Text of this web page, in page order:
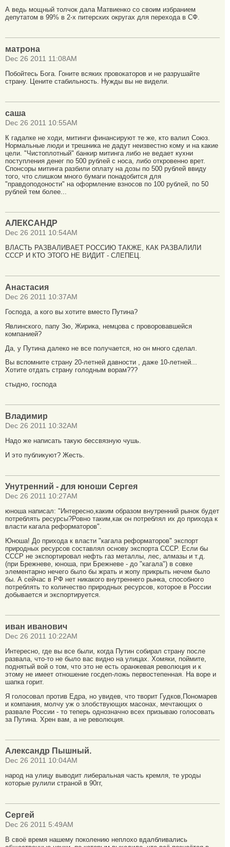
А ведь мощный толчок дала Матвиенко со своим избранием
депутатом в 99% в 2-х питерских округах для перехода в СФ.
матрона
Dec 26 2011 11:08AM
Побойтесь Бога. Гоните всяких провокаторов и не разрушайте
страну. Цените стабильность. Нужды вы не видели.
саша
Dec 26 2011 10:55AM
К гадалке не ходи, митинги финансируют те же, кто валил Союз.
Нормальные люди и трешника не дадут неизвестно кому и на какие
цели. "Чистоплотный" банкир митинга либо не ведает кухни
поступления денег по 500 рублей с носа, либо откровенно врет.
Спонсоры митинга разбили оплату на дозы по 500 рублей ввиду
того, что слишком много бумаги понадобится для
"правдоподоности" на оформление взносов по 100 рублей, по 50
рублей тем более...
АЛЕКСАНДР
Dec 26 2011 10:54AM
ВЛАСТЬ РАЗВАЛИВАЕТ РОССИЮ ТАКЖЕ, КАК РАЗВАЛИЛИ
СССР И КТО ЭТОГО НЕ ВИДИТ - СЛЕПЕЦ.
Анастасия
Dec 26 2011 10:37AM
Господа, а кого вы хотите вместо Путина?
Явлинского, папу Зю, Жирика, немцова с проворовавшейся
компанией?
Да, у Путина далеко не все получается, но он много сделал.
Вы вспомните страну 20-летней давности , даже 10-летней...
Хотите отдать страну голодным ворам???
стыдно, господа
Владимир
Dec 26 2011 10:32AM
Надо же написать такую бессвязную чушь.
И это публикуют? Жесть.
Унутренний - для юноши Сергея
Dec 26 2011 10:27AM
юноша написал: "Интересно,каким образом внутренний рынок будет
потреблять ресурсы?Ровно таким,как он потреблял их до прихода к
власти кагала реформаторов".
Юноша! До прихода к власти "кагала реформаторов" экспорт
природных ресурсов составлял основу экспорта СССР. Если бы
СССР не экспортировал нефть газ металлы, лес, алмазы и т.д.
(при Брежневе, юноша, при Брежневе - до "кагала") в совке
элементарно нечего было бы жрать и жопу прикрыть нечем было
бы. А сейчас в РФ нет никакого внутреннего рынка, способного
потреблять то количество природных ресурсов, которое в России
добывается и экспортируется.
иван иванович
Dec 26 2011 10:22AM
Интересно, где вы все были, когда Путин собирал страну после
развала, что-то не было вас видно на улицах. Хомяки, поймите,
поднятый вой о том, что это не есть оранжевая революция и к
этому не имеет отношение госдеп-ложь первостепенная. На воре и
шапка горит.
Я голосовал против Едра, но увидев, что творит Гудков,Пономарев
и компания, молчу уж о злобствующих масонах, мечтающих о
развале России - то теперь однозначно всех призываю голосовать
за Путина. Хрен вам, а не революция.
Александр Пышный.
Dec 26 2011 10:04AM
народ на улицу выводит либеральная часть кремля, те уроды
которые рулили страной в 90гг,
Сергей
Dec 26 2011 5:49AM
В своё время нашему поколению неплохо вдалбливались